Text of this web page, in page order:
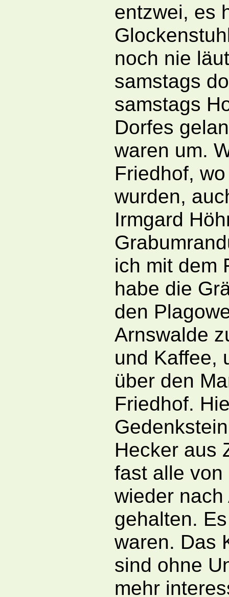
entzwei, es
noch nie
samstags
samstags
Dorfes
waren um.
Friedhof,
wurden,
Irmgard
ich mit dem
habe die
den
Arnswalde
und Kaffee,
über den
Friedhof.
Hecker aus
fast alle
wieder
gehalten.
waren. Das
sind ohne
mehr